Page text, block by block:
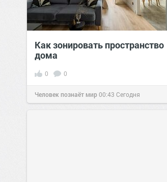
Как зонировать пространство
дома
0 0
Человек познаёт мир00:43 Сегодня